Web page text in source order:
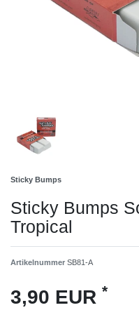
Sticky Bumps
Sticky Bumps
Tropical
Artikelnummer SB81-A
3,90 EUR *